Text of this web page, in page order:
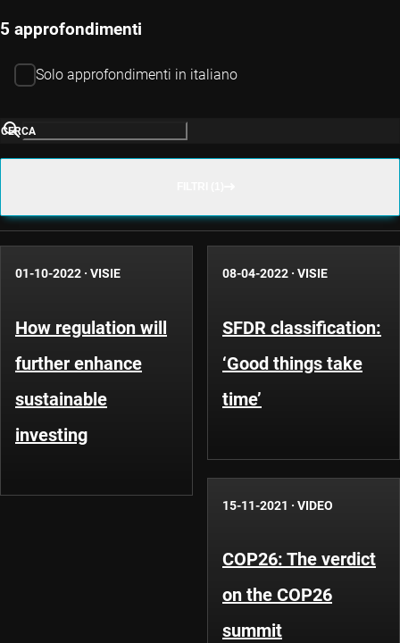
5 approfondimenti
Solo approfondimenti in italiano
CERCA
01-10-2022 · VISIE
How regulation will
further enhance
sustainable
investing
08-04-2022 · VISIE
SFDR classification:
‘Good things take
time’
15-11-2021 · VIDEO
COP26: The verdict
on the COP26
summit